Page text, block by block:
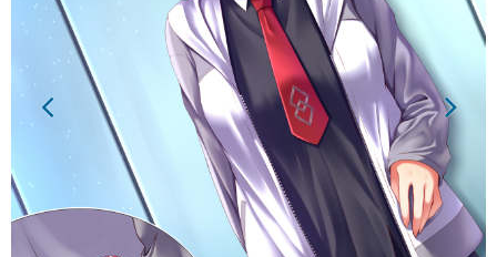
ニコニコQ